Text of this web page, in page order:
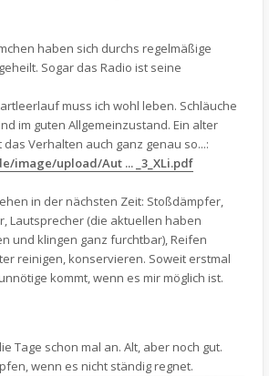
haben sich durchs regelmäßige
Sogar das Radio ist seine
muss ich wohl leben. Schläuche
im guten Allgemeinzustand. Ein alter
das Verhalten auch ganz genau so...:
image/upload/Aut ... _3_XLi.pdf
in der nächsten Zeit: Stoßdämpfer,
Lautsprecher (die aktuellen haben
und klingen ganz furchtbar), Reifen
reinigen, konservieren. Soweit erstmal
kommt, wenn es mir möglich ist.
Tage schon mal an. Alt, aber noch gut.
wenn es nicht ständig regnet.